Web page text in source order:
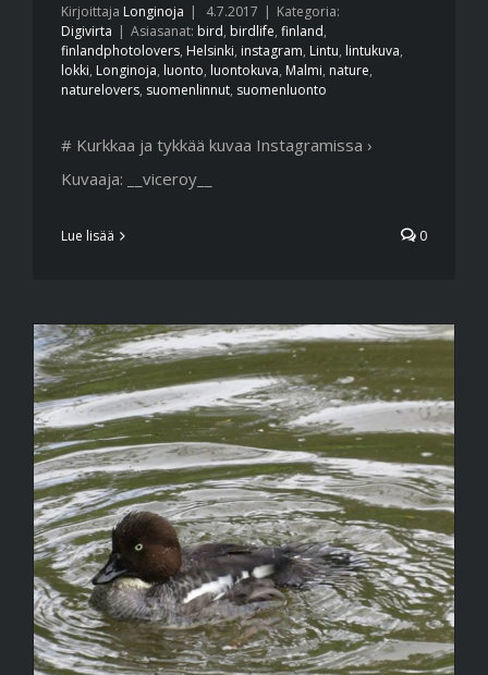
Kirjoittaja Longinoja | 4.7.2017 | Kategoria:
Digivirta | Asiasanat: bird, birdlife, finland,
finlandphotolovers, Helsinki, instagram, Lintu, lintukuva,
lokki, Longinoja, luonto, luontokuva, Malmi, nature,
naturelovers, suomenlinnut, suomenluonto
# Kurkkaa ja tykkää kuvaa Instagramissa ›
Kuvaaja: __viceroy__
Lue lisää 0